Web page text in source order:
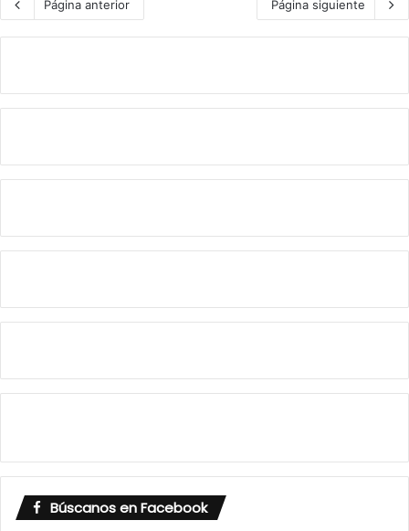
Página anterior Página siguiente
Búscanos en Facebook